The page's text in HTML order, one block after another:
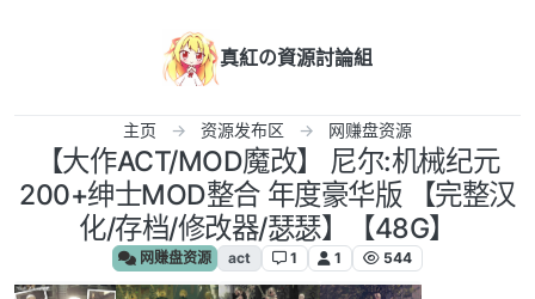
真紅の資源討論組
主页 资源发布区 网赚盘资源
【大作ACT/MOD魔改】 尼尔:机械纪元
200+绅士MOD整合 年度豪华版 【完整汉
化/存档/修改器/瑟瑟】【48G】
网赚盘资源 act 1 1 544